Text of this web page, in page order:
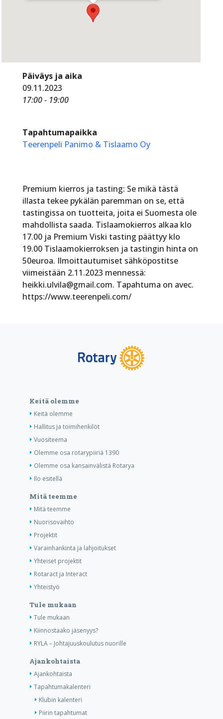
Päiväys ja aika
09.11.2023
17:00 - 19:00
Tapahtumapaikka
Teerenpeli Panimo & Tislaamo Oy
Premium kierros ja tasting: Se mikä tästä
illasta tekee pykälän paremman on se, että
tastingissa on tuotteita, joita ei Suomesta ole
mahdollista saada. Tislaamokierros alkaa klo
17.00 ja Premium Viski tasting päättyy klo
19.00 Tislaamokierroksen ja tastingin hinta on
50euroa. Ilmoittautumiset sähköpostitse
viimeistään 2.11.2023 mennessä:
heikki.ulvila@gmail.com. Tapahtuma on avec.
https://www.teerenpeli.com/
Keitä olemme
Keitä olemme
Hallitus ja toimihenkilöt
Vuositeema
Olemme osa rotarypiiriä 1390
Olemme osa kansainvälistä Rotarya
Ilo esitellä
Mitä teemme
Mitä teemme
Nuorisovaihto
Projektit
Varainhankinta ja lahjoitukset
Yhteiset projektit
Rotaract ja Interact
Yhteistyö
Tule mukaan
Tule mukaan
Kiinnostaako jäsenyys?
RYLA – Johtajuuskoulutus nuorille
Ajankohtaista
Ajankohtaista
Tapahtumakalenteri
Klubin kalenteri
Piirin tapahtumat